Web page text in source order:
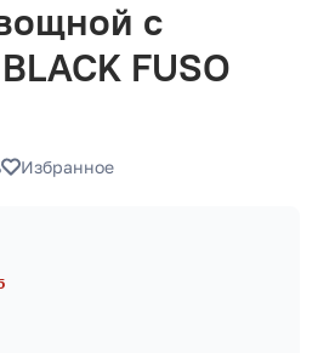
с
FUSO
Избранное